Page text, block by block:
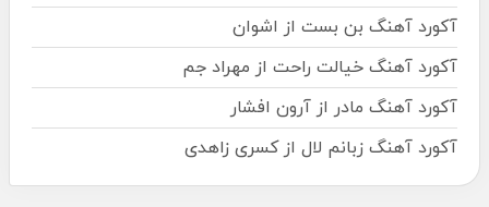
آکورد آهنگ بن بست از اشوان
آکورد آهنگ خیالت راحت از مهراد جم
آکورد آهنگ مادر از آرون افشار
آکورد آهنگ زبانم لال از کسری زاهدی